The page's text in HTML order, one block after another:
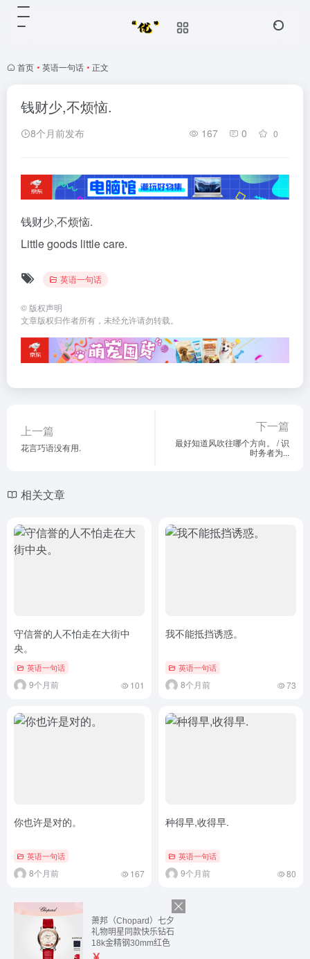
首页 • 英语一句话 • 正文
钱财少,不烦恼.
8个月前发布 167 0 0
钱财少,不烦恼.
Little goods little care.
英语一句话
© 版权声明
文章版权归作者所有，未经允许请勿转载。
上一篇
花言巧语没有用.
下一篇
最好知道风吹往哪个方向。 / 识
时务者为...
相关文章
守信誉的人不怕走在大街中
央。
英语一句话
9个月前 101
我不能抵挡诱惑。
英语一句话
8个月前 73
你也许是对的。
英语一句话
8个月前 167
种得早,收得早.
英语一句话
9个月前 80